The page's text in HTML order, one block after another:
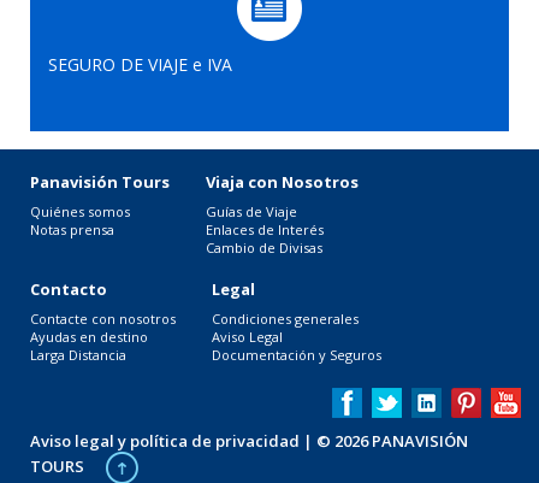
SEGURO DE VIAJE e IVA
Panavisión Tours
Quiénes somos
Notas prensa
Viaja con Nosotros
Guías de Viaje
Enlaces de Interés
Cambio de Divisas
Contacto
Contacte con nosotros
Ayudas en destino
Larga Distancia
Legal
Condiciones generales
Aviso Legal
Documentación y Seguros
Aviso legal y política de privacidad | © 2026 PANAVISIÓN
TOURS